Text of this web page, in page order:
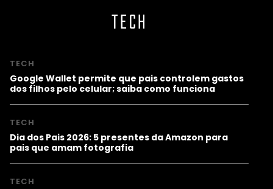
TECH
TECH
Google Wallet permite que pais controlem gastos
dos filhos pelo celular; saiba como funciona
TECH
Dia dos Pais 2026: 5 presentes da Amazon para
pais que amam fotografia
TECH